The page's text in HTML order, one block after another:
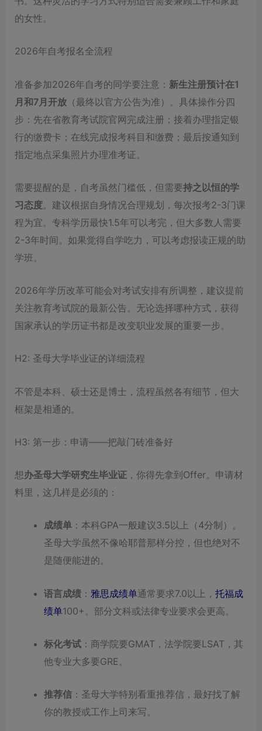
的女性。
2026年自考报名全流程
准备参加2026年自考的同学要注意： 新生注册预计在1
月和7月开放 （最终以官方公告为准）。具体操作分四
步：先在省教育考试院官网完成注册；接着办理指定银
行的缴费卡；在线完成报考科目和缴费；最后按通知到
指定地点采集照片办理准考证。
需要提醒的是，自考虽然门槛低，但需要持之以恒的学
习态度。建议根据自身情况合理规划，每次报考2-3门课
程为宜。专科学历最快1.5年可以考完，但大多数人需要
2-3年时间。如果觉得自学吃力，可以考虑报读正规的助
学班。
2026年学历改革可能会对考试安排有所调整，建议提前
关注教育考试院的最新公告。无论选择哪种方式，获得
国家承认的学历证书都是改变职业发展的重要一步。
H2: 圣母大学毕业证的详细流程
不管是本科、硕士还是博士，流程虽然各有细节，但大
框架是相通的。
H3: 第一步：申请——把敲门砖准备好
想办圣母大学研究生毕业证 ，你得先拿到Offer。申请材
料里，这几样是必须的：
成绩单：本科GPA一般建议3.5以上（4分制）。
圣母大学虽然不像哈耶普那样分控，但也绝对不
是随便能进的。
语言成绩： 雅思成绩单通常要求7.0以上， 托福成
绩单100+。部分文科或法律专业要求会更高。
标化考试：商学院要GMAT，法学院要LSAT，其
他专业大多要GRE。
推荐信：圣母大学特别看重推荐信，最好找了解
你的教授或工作上司来写。